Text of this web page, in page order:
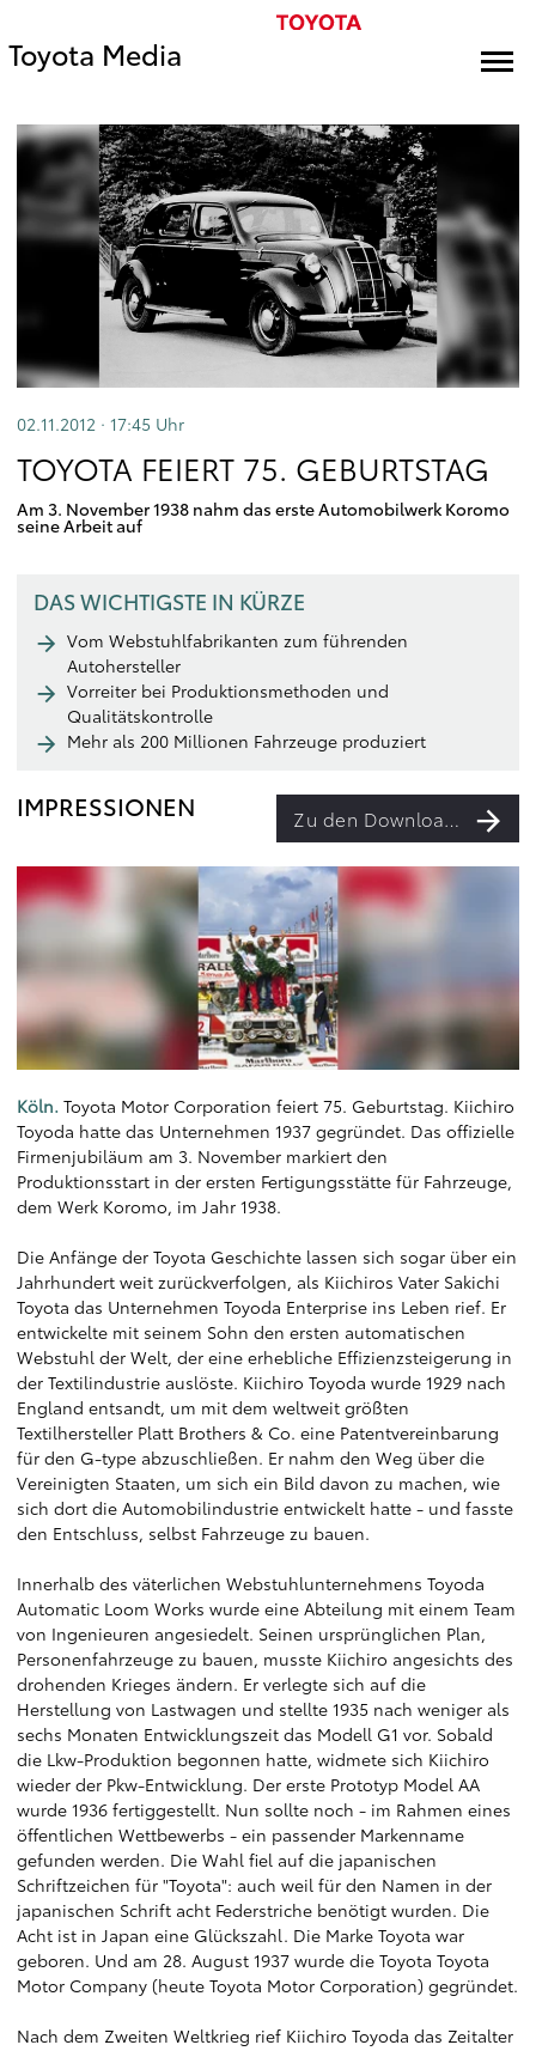
Toyota Media
02.11.2012 · 17:45 Uhr
TOYOTA FEIERT 75. GEBURTSTAG
Am 3. November 1938 nahm das erste Automobilwerk Koromo
seine Arbeit auf
DAS WICHTIGSTE IN KÜRZE
Vom Webstuhlfabrikanten zum führenden
Autohersteller
Vorreiter bei Produktionsmethoden und
Qualitätskontrolle
Mehr als 200 Millionen Fahrzeuge produziert
IMPRESSIONEN Zu den Downloads
Köln. Toyota Motor Corporation feiert 75. Geburtstag. Kiichiro
Toyoda hatte das Unternehmen 1937 gegründet. Das offizielle
Firmenjubiläum am 3. November markiert den
Produktionsstart in der ersten Fertigungsstätte für Fahrzeuge,
dem Werk Koromo, im Jahr 1938.
Die Anfänge der Toyota Geschichte lassen sich sogar über ein
Jahrhundert weit zurückverfolgen, als Kiichiros Vater Sakichi
Toyota das Unternehmen Toyoda Enterprise ins Leben rief. Er
entwickelte mit seinem Sohn den ersten automatischen
Webstuhl der Welt, der eine erhebliche Effizienzsteigerung in
der Textilindustrie auslöste. Kiichiro Toyoda wurde 1929 nach
England entsandt, um mit dem weltweit größten
Textilhersteller Platt Brothers & Co. eine Patentvereinbarung
für den G-type abzuschließen. Er nahm den Weg über die
Vereinigten Staaten, um sich ein Bild davon zu machen, wie
sich dort die Automobilindustrie entwickelt hatte - und fasste
den Entschluss, selbst Fahrzeuge zu bauen.
Innerhalb des väterlichen Webstuhlunternehmens Toyoda
Automatic Loom Works wurde eine Abteilung mit einem Team
von Ingenieuren angesiedelt. Seinen ursprünglichen Plan,
Personenfahrzeuge zu bauen, musste Kiichiro angesichts des
drohenden Krieges ändern. Er verlegte sich auf die
Herstellung von Lastwagen und stellte 1935 nach weniger als
sechs Monaten Entwicklungszeit das Modell G1 vor. Sobald
die Lkw-Produktion begonnen hatte, widmete sich Kiichiro
wieder der Pkw-Entwicklung. Der erste Prototyp Model AA
wurde 1936 fertiggestellt. Nun sollte noch - im Rahmen eines
öffentlichen Wettbewerbs - ein passender Markenname
gefunden werden. Die Wahl fiel auf die japanischen
Schriftzeichen für "Toyota": auch weil für den Namen in der
japanischen Schrift acht Federstriche benötigt wurden. Die
Acht ist in Japan eine Glückszahl. Die Marke Toyota war
geboren. Und am 28. August 1937 wurde die Toyota Toyota
Motor Company (heute Toyota Motor Corporation) gegründet.
Nach dem Zweiten Weltkrieg rief Kiichiro Toyoda das Zeitalter